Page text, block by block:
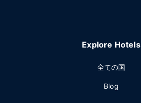
Explore Hotels
全ての国
Blog